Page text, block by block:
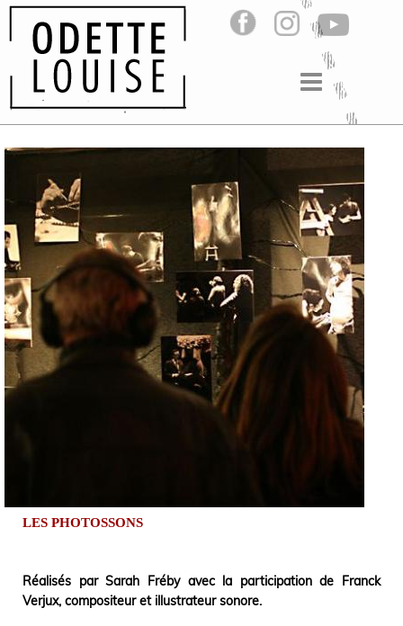
LES PHOTOSSONS
Réalisés par Sarah Fréby avec la participation de Franck
Verjux, compositeur et illustrateur sonore.